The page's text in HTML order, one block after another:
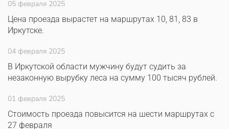
05 февраля 2025
Цена проезда вырастет на маршрутах 10, 81, 83 в
Иркутске.
04 февраля 2025
В Иркутской области мужчину будут судить за
незаконную вырубку леса на сумму 100 тысяч рублей.
01 февраля 2025
Стоимость проезда повысится на шести маршрутах с
27 февраля